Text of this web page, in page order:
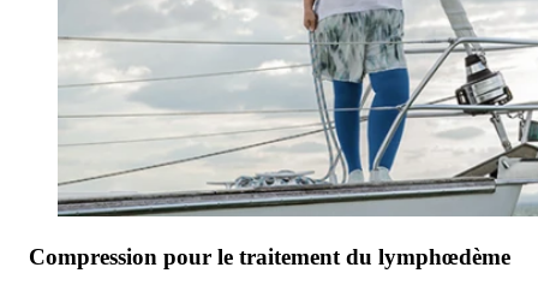
Compression pour le traitement du lymphœdème